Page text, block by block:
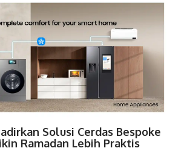
Solusi Cerdas Bespoke
Ramadan Lebih Praktis